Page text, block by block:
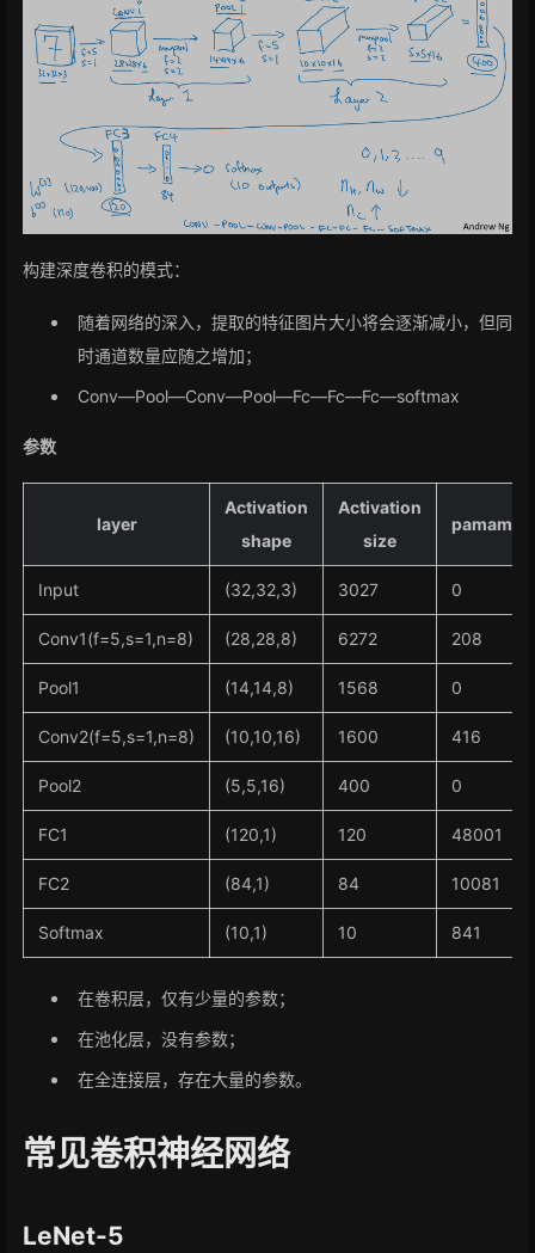
构建深度卷积的模式：
随着网络的深入，提取的特征图片大小将会逐渐减小，但同
时通道数量应随之增加；
Conv—Pool—Conv—Pool—Fc—Fc—Fc—softmax
参数
layer
Activation
shape
Activation
size
Input (32,32,3) 3027 0
Conv1(f=5,s=1,n=8) (28,28,8) 6272 208
Pool1 (14,14,8) 1568 0
Conv2(f=5,s=1,n=8) (10,10,16) 1600 416
Pool2 (5,5,16) 400 0
FC1 (120,1) 120 48001
FC2 (84,1) 84 10081
Softmax (10,1) 10 841
在卷积层，仅有少量的参数；
在池化层，没有参数；
在全连接层，存在大量的参数。
常见卷积神经网络
LeNet-5